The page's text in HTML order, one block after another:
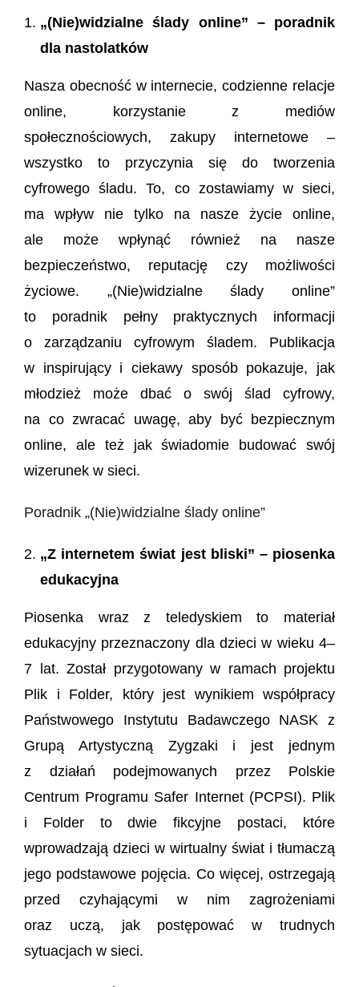
„(Nie)widzialne ślady online” – poradnik
dla nastolatków
Nasza obecność w internecie, codzienne relacje
online, korzystanie z mediów
społecznościowych, zakupy internetowe –
wszystko to przyczynia się do tworzenia
cyfrowego śladu. To, co zostawiamy w sieci,
ma wpływ nie tylko na nasze życie online,
ale może wpłynąć również na nasze
bezpieczeństwo, reputację czy możliwości
życiowe. „(Nie)widzialne ślady online”
to poradnik pełny praktycznych informacji
o zarządzaniu cyfrowym śladem. Publikacja
w inspirujący i ciekawy sposób pokazuje, jak
młodzież może dbać o swój ślad cyfrowy,
na co zwracać uwagę, aby być bezpiecznym
online, ale też jak świadomie budować swój
wizerunek w sieci.
Poradnik „(Nie)widzialne ślady online”
„Z internetem świat jest bliski” – piosenka
edukacyjna
Piosenka wraz z teledyskiem to materiał
edukacyjny przeznaczony dla dzieci w wieku 4–
7 lat. Został przygotowany w ramach projektu
Plik i Folder, który jest wynikiem współpracy
Państwowego Instytutu Badawczego NASK z
Grupą Artystyczną Zygzaki i jest jednym
z działań podejmowanych przez Polskie
Centrum Programu Safer Internet (PCPSI). Plik
i Folder to dwie fikcyjne postaci, które
wprowadzają dzieci w wirtualny świat i tłumaczą
jego podstawowe pojęcia. Co więcej, ostrzegają
przed czyhającymi w nim zagrożeniami
oraz uczą, jak postępować w trudnych
sytuacjach w sieci.